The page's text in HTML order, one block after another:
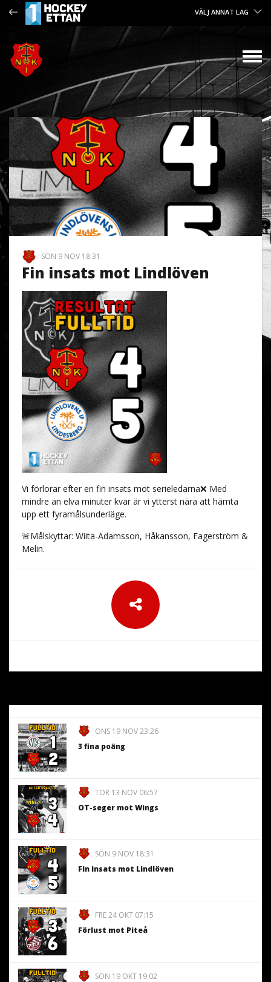
VÄLJ ANNAT LAG
SÖN 9 NOV 18:31
Fin insats mot Lindlöven
Vi förlorar efter en fin insats mot serieledarna❌ Med
mindre än elva minuter kvar är vi ytterst nära att hämta
upp ett fyramålsunderläge.
🚨Målskyttar: Wiita-Adamsson, Håkansson, Fagerström &
Melin.
ONS 19 NOV 23:26
3 fina poäng
TOR 13 NOV 06:57
OT-seger mot Wings
SÖN 9 NOV 18:31
Fin insats mot Lindlöven
FRE 24 OKT 07:15
Förlust mot Piteå
SÖN 19 OKT 19:02